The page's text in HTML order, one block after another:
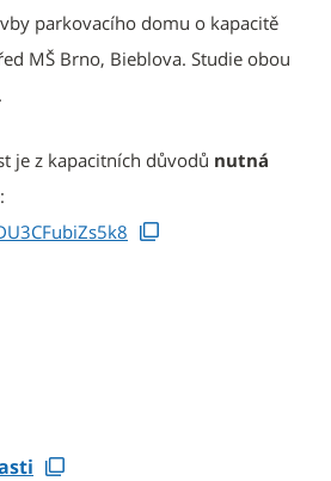
parkovacího domu o kapacitě
MŠ Brno, Bieblova. Studie obou
je z kapacitních důvodů nutná